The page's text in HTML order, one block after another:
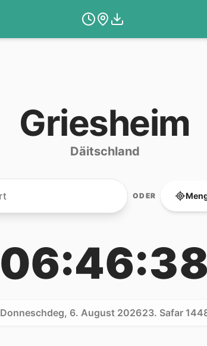
Griesheim
Däitschland
ODER
06:46:38
Donneschdeg, 6. August 202623. Safar